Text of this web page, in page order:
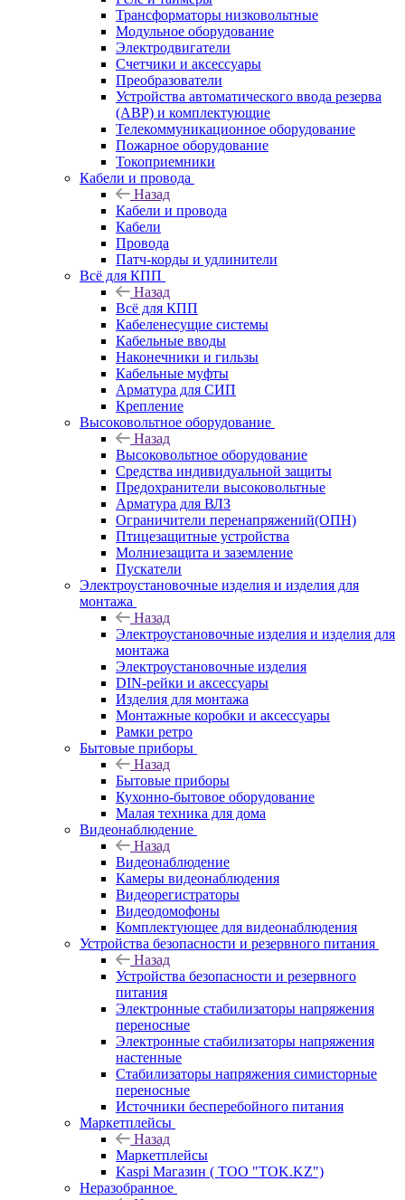
Трансформаторы низковольтные
Модульное оборудование
Электродвигатели
Счетчики и аксессуары
Преобразователи
Устройства автоматического ввода резерва
(АВР) и комплектующие
Телекоммуникационное оборудование
Пожарное оборудование
Токоприемники
Кабели и провода
Назад
Кабели и провода
Кабели
Провода
Патч-корды и удлинители
Всё для КПП
Назад
Всё для КПП
Кабеленесущие системы
Кабельные вводы
Наконечники и гильзы
Кабельные муфты
Арматура для СИП
Крепление
Высоковольтное оборудование
Назад
Высоковольтное оборудование
Средства индивидуальной защиты
Предохранители высоковольтные
Арматура для ВЛЗ
Ограничители перенапряжений(ОПН)
Птицезащитные устройства
Молниезащита и заземление
Пускатели
Электроустановочные изделия и изделия для
монтажа
Назад
Электроустановочные изделия и изделия для
монтажа
Электроустановочные изделия
DIN-рейки и аксессуары
Изделия для монтажа
Монтажные коробки и аксессуары
Рамки ретро
Бытовые приборы
Назад
Бытовые приборы
Кухонно-бытовое оборудование
Малая техника для дома
Видеонаблюдение
Назад
Видеонаблюдение
Камеры видеонаблюдения
Видеорегистраторы
Видеодомофоны
Комплектующее для видеонаблюдения
Устройства безопасности и резервного питания
Назад
Устройства безопасности и резервного
питания
Электронные стабилизаторы напряжения
переносные
Электронные стабилизаторы напряжения
настенные
Стабилизаторы напряжения симисторные
переносные
Источники бесперебойного питания
Маркетплейсы
Назад
Маркетплейсы
Kaspi Магазин ( ТОО "TOK.KZ")
Неразобранное